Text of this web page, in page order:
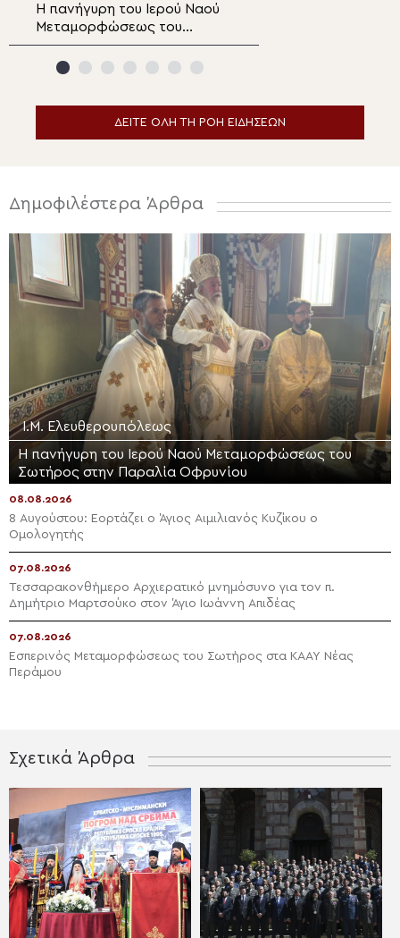
Η πανήγυρη του Ιερού Ναού
Μεταμορφώσεως του
Σωτήρος στη Λέρο
ΔΕΙΤΕ ΟΛΗ ΤΗ ΡΟΗ ΕΙΔΗΣΕΩΝ
Δημοφιλέστερα Άρθρα
Ι.Μ. Ελευθερουπόλεως
Η πανήγυρη του Ιερού Ναού Μεταμορφώσεως του
Σωτήρος στην Παραλία Οφρυνίου
08.08.2026
8 Αυγούστου: Εορτάζει ο Άγιος Αιμιλιανός Κυζίκου ο
Ομολογητής
07.08.2026
Τεσσαρακονθήμερο Αρχιερατικό μνημόσυνο για τον π.
Δημήτριο Μαρτσούκο στον Άγιο Ιωάννη Απιδέας
07.08.2026
Εσπερινός Μεταμορφώσεως του Σωτήρος στα ΚΑΑΥ Νέας
Περάμου
Σχετικά Άρθρα